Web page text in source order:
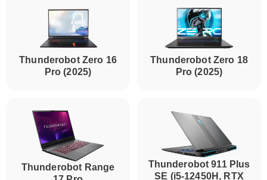
Thunderobot Zero 16
Thunderobot Zero 18
Thunderobot Range
Thunderobot 911 Plus